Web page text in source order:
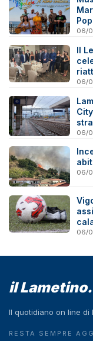
06/
Il
06/
06/
06/
06/
il
Il quotidiano on line di
RESTA SEMPRE